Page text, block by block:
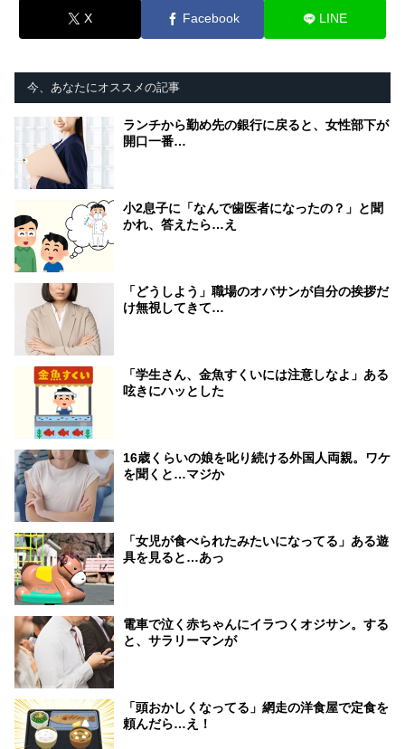
X Facebook LINE
今、あなたにオススメの記事
ランチから勤め先の銀行に戻ると、女性部下が
開口一番…
小2息子に「なんで歯医者になったの？」と聞
かれ、答えたら…え
「どうしよう」職場のオバサンが自分の挨拶だ
け無視してきて…
「学生さん、金魚すくいには注意しなよ」ある
呟きにハッとした
16歳くらいの娘を叱り続ける外国人両親。ワケ
を聞くと…マジか
「女児が食べられたみたいになってる」ある遊
具を見ると…あっ
電車で泣く赤ちゃんにイラつくオジサン。する
と、サラリーマンが
「頭おかしくなってる」網走の洋食屋で定食を
頼んだら…え！